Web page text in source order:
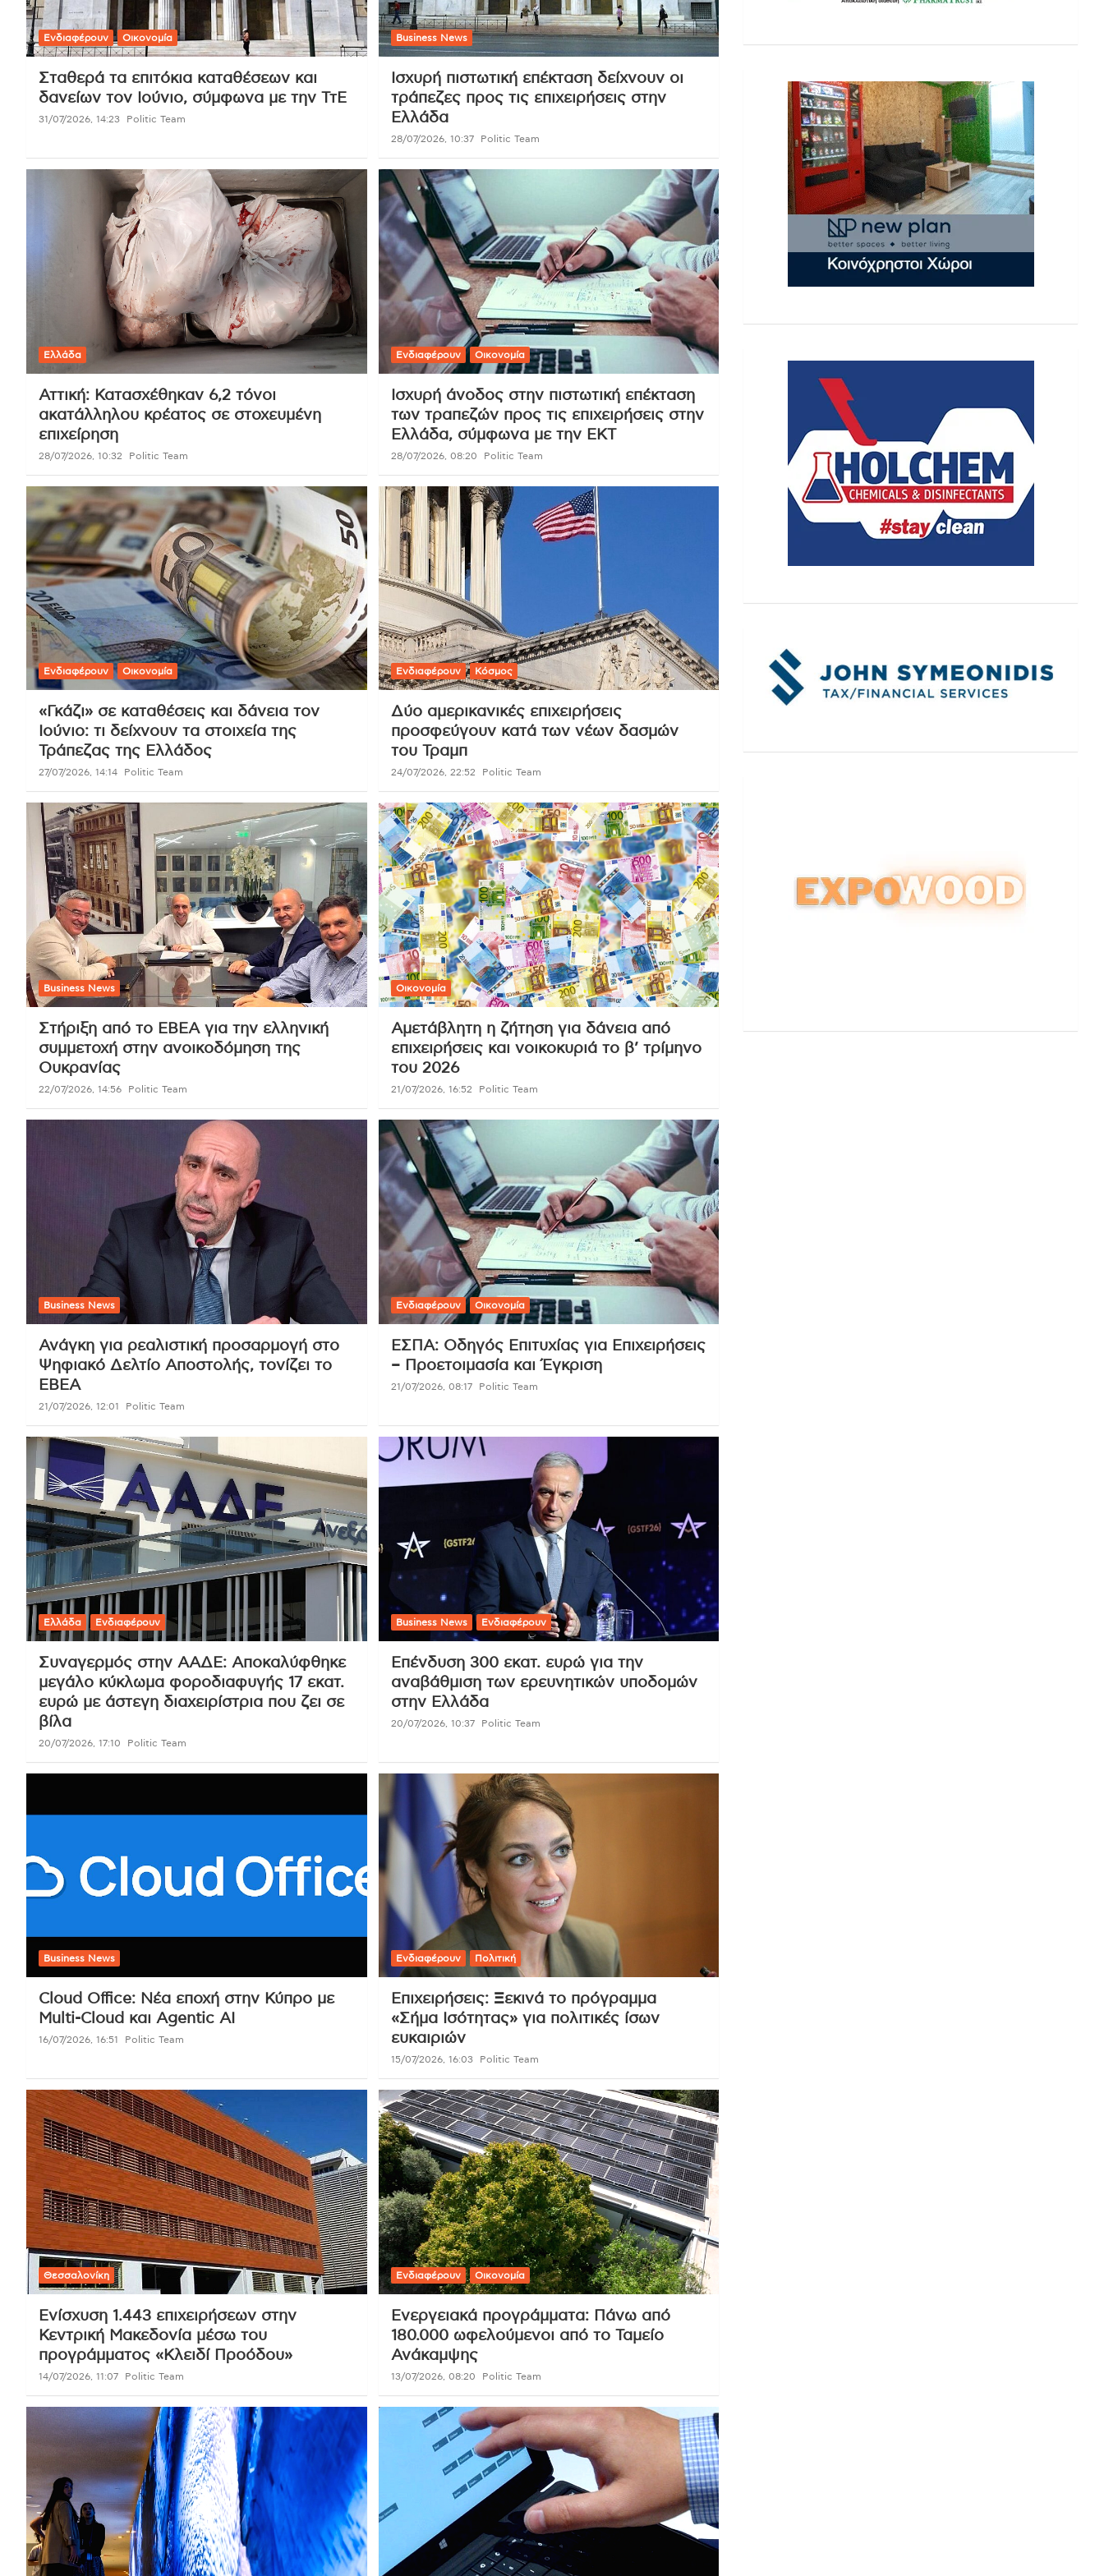
Ενδιαφέρουν Οικονομία
Σταθερά τα επιτόκια καταθέσεων και
δανείων τον Ιούνιο, σύμφωνα με την ΤτΕ
31/07/2026, 14:23 Politic Team
Business News
Ισχυρή πιστωτική επέκταση δείχνουν οι
τράπεζες προς τις επιχειρήσεις στην
Ελλάδα
28/07/2026, 10:37 Politic Team
Ελλάδα
Αττική: Κατασχέθηκαν 6,2 τόνοι
ακατάλληλου κρέατος σε στοχευμένη
επιχείρηση
28/07/2026, 10:32 Politic Team
Ενδιαφέρουν Οικονομία
Ισχυρή άνοδος στην πιστωτική επέκταση
των τραπεζών προς τις επιχειρήσεις στην
Ελλάδα, σύμφωνα με την ΕΚΤ
28/07/2026, 08:20 Politic Team
Ενδιαφέρουν Οικονομία
«Γκάζι» σε καταθέσεις και δάνεια τον
Ιούνιο: τι δείχνουν τα στοιχεία της
Τράπεζας της Ελλάδος
27/07/2026, 14:14 Politic Team
Ενδιαφέρουν Κόσμος
Δύο αμερικανικές επιχειρήσεις
προσφεύγουν κατά των νέων δασμών
του Τραμπ
24/07/2026, 22:52 Politic Team
Business News
Στήριξη από το ΕΒΕΑ για την ελληνική
συμμετοχή στην ανοικοδόμηση της
Ουκρανίας
22/07/2026, 14:56 Politic Team
Οικονομία
Αμετάβλητη η ζήτηση για δάνεια από
επιχειρήσεις και νοικοκυριά το β’ τρίμηνο
του 2026
21/07/2026, 16:52 Politic Team
Business News
Ανάγκη για ρεαλιστική προσαρμογή στο
Ψηφιακό Δελτίο Αποστολής, τονίζει το
ΕΒΕΑ
21/07/2026, 12:01 Politic Team
Ενδιαφέρουν Οικονομία
ΕΣΠΑ: Οδηγός Επιτυχίας για Επιχειρήσεις
– Προετοιμασία και Έγκριση
21/07/2026, 08:17 Politic Team
Ελλάδα Ενδιαφέρουν
Συναγερμός στην ΑΑΔΕ: Αποκαλύφθηκε
μεγάλο κύκλωμα φοροδιαφυγής 17 εκατ.
ευρώ με άστεγη διαχειρίστρια που ζει σε
βίλα
20/07/2026, 17:10 Politic Team
Business News Ενδιαφέρουν
Επένδυση 300 εκατ. ευρώ για την
αναβάθμιση των ερευνητικών υποδομών
στην Ελλάδα
20/07/2026, 10:37 Politic Team
Business News
Cloud Office: Νέα εποχή στην Κύπρο με
Multi-Cloud και Agentic AI
16/07/2026, 16:51 Politic Team
Ενδιαφέρουν Πολιτική
Επιχειρήσεις: Ξεκινά το πρόγραμμα
«Σήμα Ισότητας» για πολιτικές ίσων
ευκαιριών
15/07/2026, 16:03 Politic Team
Θεσσαλονίκη
Ενίσχυση 1.443 επιχειρήσεων στην
Κεντρική Μακεδονία μέσω του
προγράμματος «Κλειδί Προόδου»
14/07/2026, 11:07 Politic Team
Ενδιαφέρουν Οικονομία
Ενεργειακά προγράμματα: Πάνω από
180.000 ωφελούμενοι από το Ταμείο
Ανάκαμψης
13/07/2026, 08:20 Politic Team